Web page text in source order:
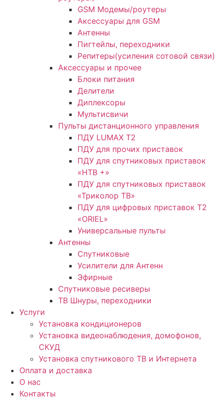
GSM Модемы/роутеры
Аксессуары для GSM
Антенны
Пигтейлы, переходники
Репитеры(усиления сотовой связи)
Аксессуары и прочее
Блоки питания
Делители
Диплексоры
Мультисвичи
Пульты дистанционного управления
ПДУ LUMAX Т2
ПДУ для прочих приставок
ПДУ для спутниковых приставок
«НТВ +»
ПДУ для спутниковых приставок
«Триколор ТВ»
ПДУ для цифровых приставок Т2
«ORIEL»
Универсальные пульты
Антенны
Спутниковые
Усилители для Антенн
Эфирные
Спутниковые ресиверы
ТВ Шнуры, переходники
Услуги
Установка кондиционеров
Установка видеонаблюдения, домофонов,
СКУД
Установка спутникового ТВ и Интернета
Оплата и доставка
О нас
Контакты